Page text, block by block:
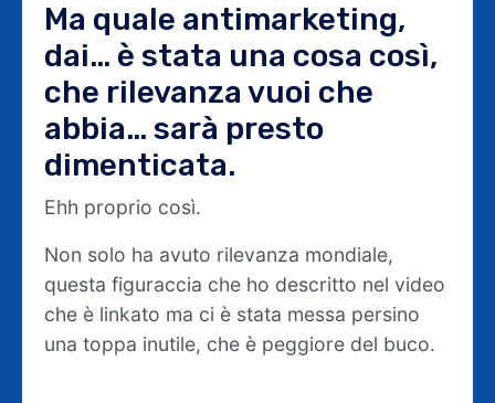
Ma quale antimarketing,
dai… è stata una cosa così,
che rilevanza vuoi che
abbia… sarà presto
dimenticata.
Ehh proprio così.
Non solo ha avuto rilevanza mondiale,
questa figuraccia che ho descritto nel video
che è linkato ma ci è stata messa persino
una toppa inutile, che è peggiore del buco.